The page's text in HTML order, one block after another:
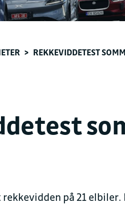
> REKKEVIDDETEST
på 21